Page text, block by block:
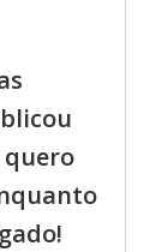
quero